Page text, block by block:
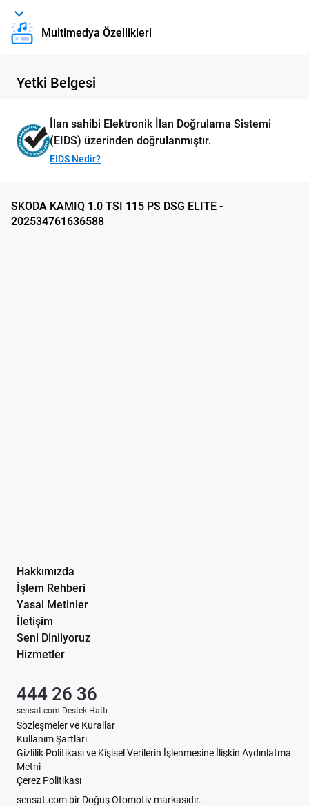
Multimedya Özellikleri
Yetki Belgesi
İlan sahibi Elektronik İlan Doğrulama Sistemi
(EIDS) üzerinden doğrulanmıştır.
EIDS Nedir?
SKODA KAMIQ 1.0 TSI 115 PS DSG ELITE -
202534761636588
Hakkımızda
İşlem Rehberi
Yasal Metinler
İletişim
Seni Dinliyoruz
Hizmetler
Sözleşmeler ve Kurallar
Kullanım Şartları
Gizlilik Politikası ve Kişisel Verilerin İşlenmesine İlişkin Aydınlatma
Metni
Çerez Politikası
sensat.com bir Doğuş Otomotiv markasıdır.
444 26 36
sensat.com Destek Hattı